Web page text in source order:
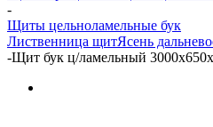
-
Щиты цельноламельные бук
Лиственница щитЯсень
-Щит бук ц/ламельный